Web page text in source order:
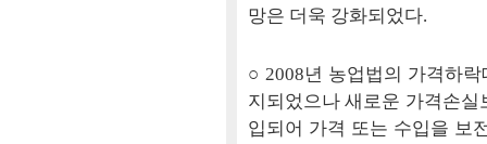
망은 더욱 강화되었다.
○ 2008년 농업법의 가격하
지되었으나 새로운 가격손
입되어 가격 또는 수입을 보